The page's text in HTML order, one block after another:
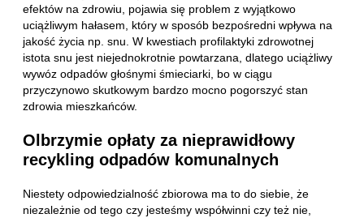
efektów na zdrowiu, pojawia się problem z wyjątkowo
uciążliwym hałasem, który w sposób bezpośredni wpływa na
jakość życia np. snu. W kwestiach profilaktyki zdrowotnej
istota snu jest niejednokrotnie powtarzana, dlatego uciążliwy
wywóz odpadów głośnymi śmieciarki, bo w ciągu
przyczynowo skutkowym bardzo mocno pogorszyć stan
zdrowia mieszkańców.
Olbrzymie opłaty za nieprawidłowy
recykling odpadów komunalnych
Niestety odpowiedzialność zbiorowa ma to do siebie, że
niezależnie od tego czy jesteśmy współwinni czy też nie,